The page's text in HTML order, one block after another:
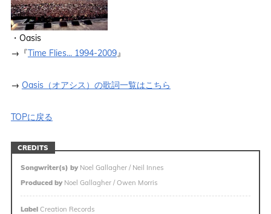
・Oasis
→『Time Flies... 1994-2009』
→ Oasis（オアシス）の歌詞一覧はこちら
TOPに戻る
CREDITS
Songwriter(s) byNoel Gallagher / Neil Innes
Produced byNoel Gallagher / Owen Morris
LabelCreation Records